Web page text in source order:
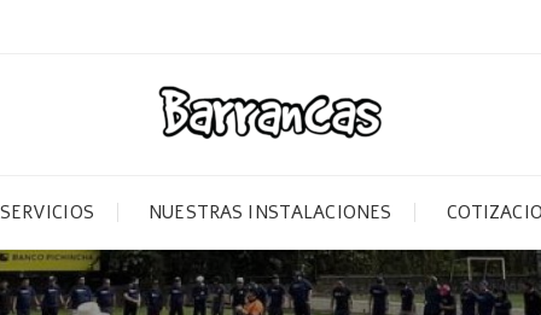
SERVICIOS NUESTRAS INSTALACIONES